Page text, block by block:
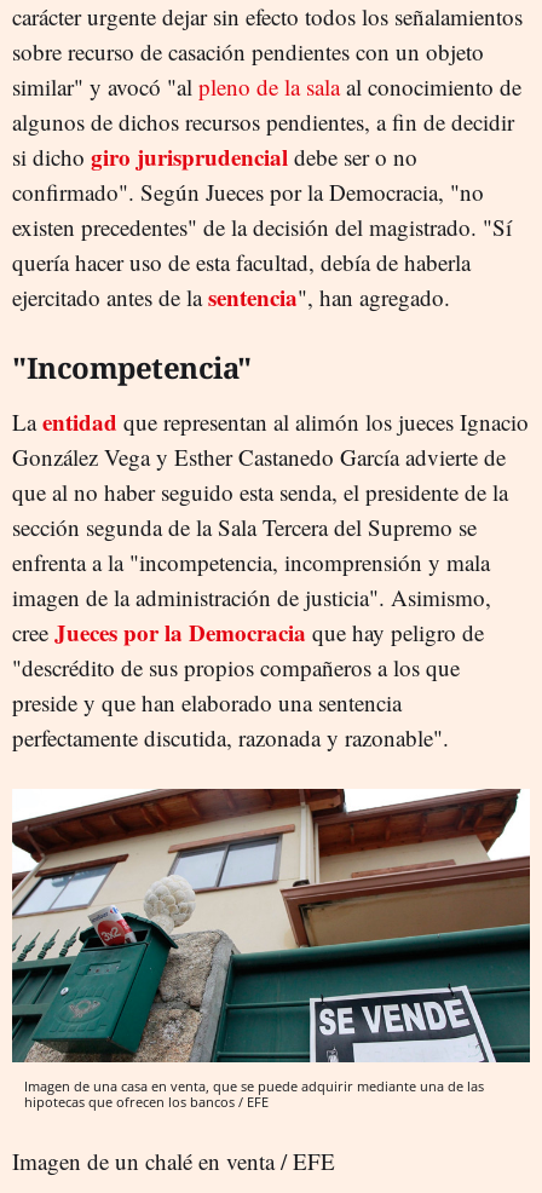
carácter urgente dejar sin efecto todos los señalamientos
sobre recurso de casación pendientes con un objeto
similar" y avocó "al pleno de la salaal conocimiento de
algunos de dichos recursos pendientes, a fin de decidir
si dicho giro jurisprudencial debe ser o no
confirmado". Según Jueces por la Democracia, "no
existen precedentes" de la decisión del magistrado. "Sí
quería hacer uso de esta facultad, debía de haberla
ejercitado antes de lasentencia", han agregado.
"Incompetencia"
Laentidad que representan al alimón los jueces Ignacio
González Vega y Esther Castanedo García advierte de
que al no haber seguido esta senda, el presidente de la
sección segunda de la Sala Tercera del Supremo se
enfrenta a la "incompetencia, incomprensión y mala
imagen de la administración de justicia". Asimismo,
cree Jueces por la Democracia que hay peligro de
"descrédito de sus propios compañeros a los que
preside y que han elaborado una sentencia
perfectamente discutida, razonada y razonable".
Imagen de una casa en venta, que se puede adquirir mediante una de las
hipotecas que ofrecen los bancos / EFE
Imagen de un chalé en venta / EFE